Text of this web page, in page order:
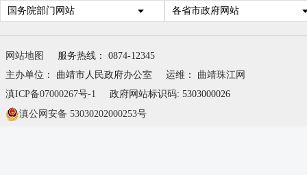
国务院部门网站 各省市政府网站
网站地图
服务热线： 0874-12345
主办单位： 曲靖市人民政府办公室
运维： 曲靖珠江网
滇ICP备07000267号-1
政府网站标识码: 5303000026
滇公网安备 53030202000253号